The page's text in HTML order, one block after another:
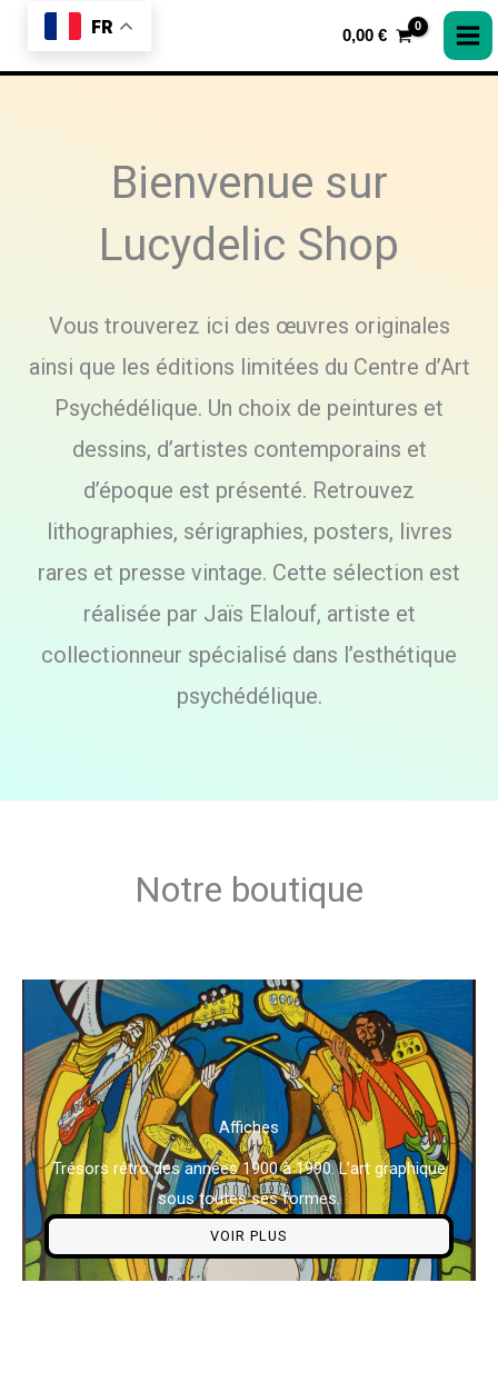
contenu
FR 0,00 €
Bienvenue sur
Lucydelic Shop
Vous trouverez ici des œuvres originales
ainsi que les éditions limitées du Centre d’Art
Psychédélique. Un choix de peintures et
dessins, d’artistes contemporains et
d’époque est présenté. Retrouvez
lithographies, sérigraphies, posters, livres
rares et presse vintage. Cette sélection est
réalisée par Jaïs Elalouf, artiste et
collectionneur spécialisé dans l’esthétique
psychédélique.
Notre boutique
Affiches
Trésors rétro des années 1900 à 1990. L’art graphique
sous toutes ses formes.
VOIR PLUS